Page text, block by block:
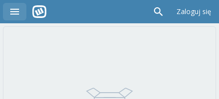
Zaloguj się